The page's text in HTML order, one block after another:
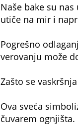
Naše bake su
utiče na mir i
Pogrešno
verovanju može
Zašto se
Ova sveća
čuvarem ognjišta.